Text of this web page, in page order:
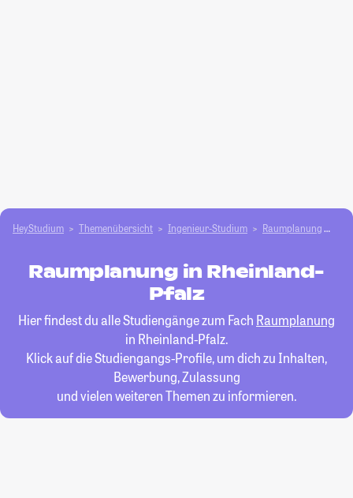
HeyStudium Themenübersicht Ingenieur-Studium Raumplanung
Raumplanung in Rheinland-
Pfalz
Hier findest du alle Studiengänge zum Fach Raumplanung
in Rheinland-Pfalz.
Klick auf die Studiengangs-Profile, um dich zu Inhalten,
Bewerbung, Zulassung
und vielen weiteren Themen zu informieren.